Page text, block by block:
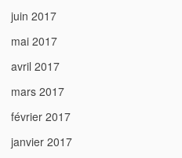
juin 2017
mai 2017
avril 2017
mars 2017
février 2017
janvier 2017